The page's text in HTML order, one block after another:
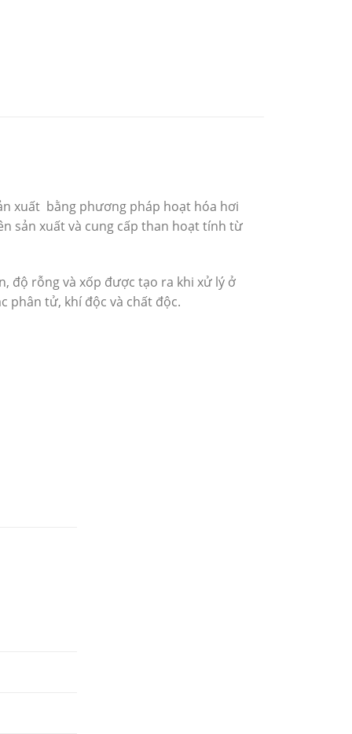
xuất bằng phương pháp hoạt hóa hơi
sản xuất và cung cấp than hoạt tính từ
độ rỗng và xốp được tạo ra khi xử lý ở
phân tử, khí độc và chất độc.